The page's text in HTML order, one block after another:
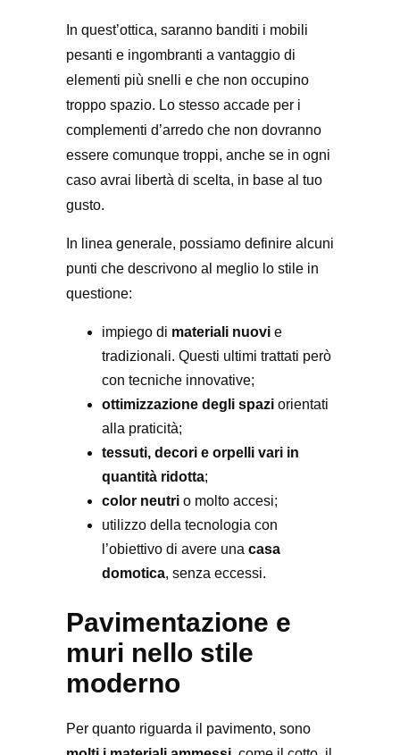
In quest’ottica, saranno banditi i mobili
pesanti e ingombranti a vantaggio di
elementi più snelli e che non occupino
troppo spazio. Lo stesso accade per i
complementi d’arredo che non dovranno
essere comunque troppi, anche se in ogni
caso avrai libertà di scelta, in base al tuo
gusto.
In linea generale, possiamo definire alcuni
punti che descrivono al meglio lo stile in
questione:
impiego di materiali nuovi e
tradizionali. Questi ultimi trattati però
con tecniche innovative;
ottimizzazione degli spazi orientati
alla praticità;
tessuti, decori e orpelli vari in
quantità ridotta;
color neutri o molto accesi;
utilizzo della tecnologia con
l’obiettivo di avere una casa
domotica, senza eccessi.
Pavimentazione e
muri nello stile
moderno
Per quanto riguarda il pavimento, sono